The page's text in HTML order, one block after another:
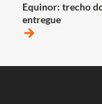
Equinor: trecho
entregue
arrow_forward